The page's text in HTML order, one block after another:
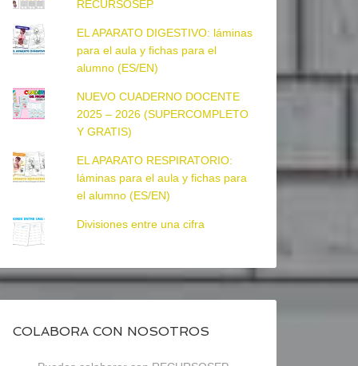
RECURSOSEP
EL APARATO DIGESTIVO: láminas
para el aula y fichas para el
alumno (ES/EN)
NUEVO CUADERNO DOCENTE
2025 – 2026 (SUPERCOMPLETO
Y GRATIS)
EL APARATO RESPIRATORIO:
láminas para el aula y fichas para
el alumno (ES/EN)
Divisiones entre una cifra
COLABORA CON NOSOTROS